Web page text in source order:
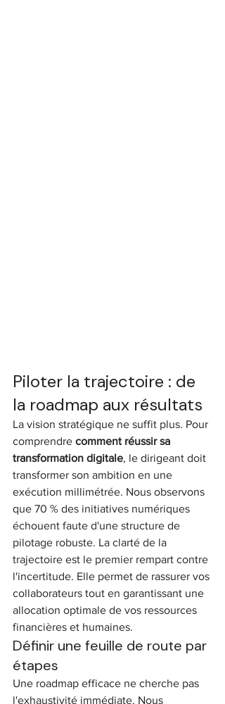
Piloter la trajectoire : de
la roadmap aux résultats
La vision stratégique ne suffit plus. Pour
comprendre comment réussir sa
transformation digitale, le dirigeant doit
transformer son ambition en une
exécution millimétrée. Nous observons
que 70 % des initiatives numériques
échouent faute d'une structure de
pilotage robuste. La clarté de la
trajectoire est le premier rempart contre
l'incertitude. Elle permet de rassurer vos
collaborateurs tout en garantissant une
allocation optimale de vos ressources
financières et humaines.
Définir une feuille de route par
étapes
Une roadmap efficace ne cherche pas
l'exhaustivité immédiate. Nous